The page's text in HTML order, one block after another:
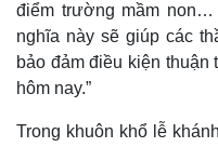
điểm trường mầm non…
nghĩa này sẽ giúp các
bảo đảm điều kiện thuận
hôm nay.”
Trong khuôn khổ lễ